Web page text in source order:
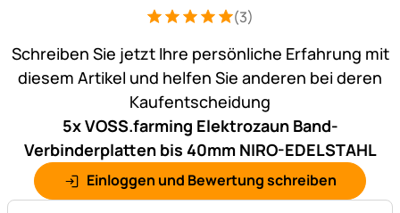
Bewertung: 5 von 5 (3 Bewertungen)
3 Bewertungen
(3)
Schreiben Sie jetzt Ihre persönliche Erfahrung mit
diesem Artikel und helfen Sie anderen bei deren
Kaufentscheidung
5x VOSS.farming Elektrozaun Band-
Verbinderplatten bis 40mm NIRO-EDELSTAHL
Einloggen und Bewertung schreiben